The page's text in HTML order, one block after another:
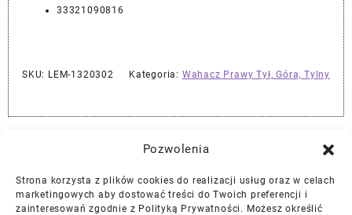
Pozwolenia
Strona korzysta z plików cookies do realizacji usług oraz w celach
marketingowych aby dostować treści do Twoich preferencji i
zainteresowań zgodnie z Polityką Prywatności. Możesz określić
33321090816
SKU: LEM-1320302 Kategoria: Wahacz Prawy Tył, Góra, Tylny
Najlepszej Jakości Części Samochodowe z Gwarancją Dożywotnią!*
Gwarancja i Zwroty